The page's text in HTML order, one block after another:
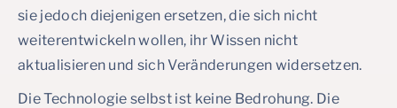
sie jedoch diejenigen ersetzen, die sich nicht
weiterentwickeln wollen, ihr Wissen nicht
aktualisieren und sich Veränderungen widersetzen.
Die Technologie selbst ist keine Bedrohung. Die